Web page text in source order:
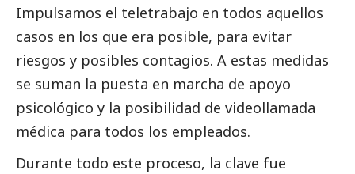
Impulsamos el teletrabajo en todos aquellos
casos en los que era posible, para evitar
riesgos y posibles contagios. A estas medidas
se suman la puesta en marcha de apoyo
psicológico y la posibilidad de videollamada
médica para todos los empleados.
Durante todo este proceso, la clave fue